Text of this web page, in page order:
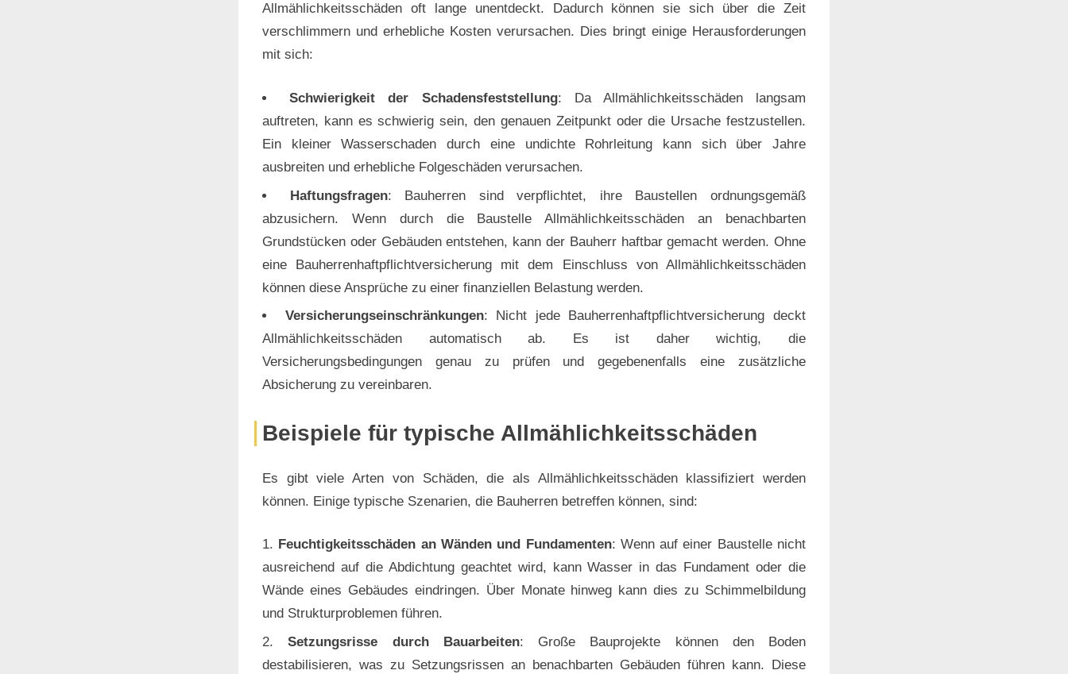
Allmählichkeitsschäden oft lange unentdeckt. Dadurch können sie sich über die Zeit
verschlimmern und erhebliche Kosten verursachen. Dies bringt einige Herausforderungen
mit sich:
Schwierigkeit der Schadensfeststellung: Da Allmählichkeitsschäden langsam
auftreten, kann es schwierig sein, den genauen Zeitpunkt oder die Ursache festzustellen.
Ein kleiner Wasserschaden durch eine undichte Rohrleitung kann sich über Jahre
ausbreiten und erhebliche Folgeschäden verursachen.
Haftungsfragen: Bauherren sind verpflichtet, ihre Baustellen ordnungsgemäß
abzusichern. Wenn durch die Baustelle Allmählichkeitsschäden an benachbarten
Grundstücken oder Gebäuden entstehen, kann der Bauherr haftbar gemacht werden. Ohne
eine Bauherrenhaftpflichtversicherung mit dem Einschluss von Allmählichkeitsschäden
können diese Ansprüche zu einer finanziellen Belastung werden.
Versicherungseinschränkungen: Nicht jede Bauherrenhaftpflichtversicherung deckt
Allmählichkeitsschäden automatisch ab. Es ist daher wichtig, die
Versicherungsbedingungen genau zu prüfen und gegebenenfalls eine zusätzliche
Absicherung zu vereinbaren.
Beispiele für typische Allmählichkeitsschäden
Es gibt viele Arten von Schäden, die als Allmählichkeitsschäden klassifiziert werden
können. Einige typische Szenarien, die Bauherren betreffen können, sind:
Feuchtigkeitsschäden an Wänden und Fundamenten: Wenn auf einer Baustelle nicht
ausreichend auf die Abdichtung geachtet wird, kann Wasser in das Fundament oder die
Wände eines Gebäudes eindringen. Über Monate hinweg kann dies zu Schimmelbildung
und Strukturproblemen führen.
Setzungsrisse durch Bauarbeiten: Große Bauprojekte können den Boden
destabilisieren, was zu Setzungsrissen an benachbarten Gebäuden führen kann. Diese